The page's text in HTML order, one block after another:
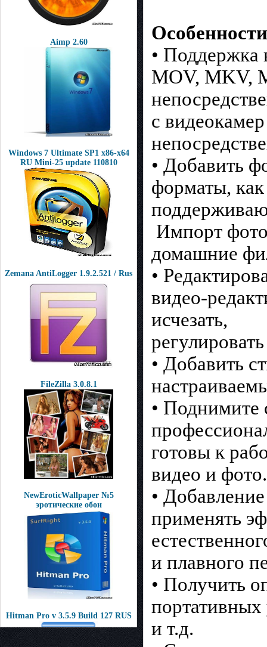
Aimp 2.60
Windows 7 Ultimate SP1 x86-х64
RU Mini-25 update 110810
Zemana AntiLogger 1.9.2.521 / Rus
FileZilla 3.0.8.1
NewEroticWallpaper №5
эротические обои
Hitman Pro v 3.5.9 Build 127 RUS
• Поддержка
MOV, MKV,
с
• Добавить
форматы,
Импорт
домашние
•
видео-
исчезать,
• Добавить
• Поднимите
готовы к
видео и фото.
•
применять
и плавного
• Получить
портативных
и т.д.